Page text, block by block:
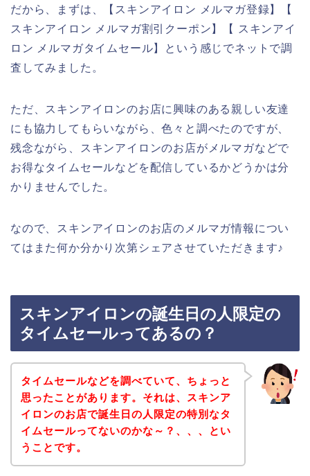
だから、まずは、【スキンアイロン メルマガ登録】【
スキンアイロン メルマガ割引クーポン】【 スキンアイ
ロン メルマガタイムセール】という感じでネットで調
査してみました。
ただ、スキンアイロンのお店に興味のある親しい友達
にも協力してもらいながら、色々と調べたのですが、
残念ながら、スキンアイロンのお店がメルマガなどで
お得なタイムセールなどを配信しているかどうかは分
かりませんでした。
なので、スキンアイロンのお店のメルマガ情報につい
てはまた何か分かり次第シェアさせていただきます♪
スキンアイロンの誕生日の人限定の
タイムセールってあるの？
タイムセールなどを調べていて、ちょっと
思ったことがあります。それは、スキンア
イロンのお店で誕生日の人限定の特別なタ
イムセールってないのかな～？、、、とい
うことです。